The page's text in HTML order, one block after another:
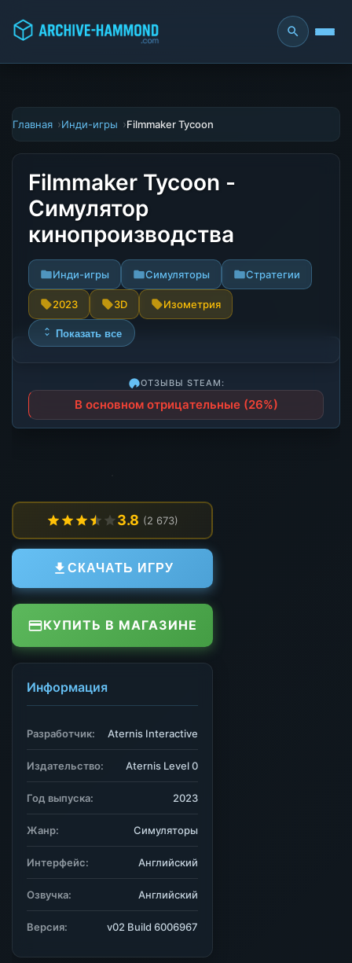
Главная Инди-игры Filmmaker Tycoon
Filmmaker Tycoon -
Симулятор
кинопроизводства
Инди-игры Симуляторы Стратегии
2023 3D Изометрия
Показать все
ОТЗЫВЫ STEAM:
В основном отрицательные (26%)
3.8 (2 673)
СКАЧАТЬ ИГРУ
КУПИТЬ В МАГАЗИНЕ
Информация
Разработчик: Aternis Interactive
Издательство: Aternis Level 0
Год выпуска: 2023
Жанр: Симуляторы
Интерфейс: Английский
Озвучка: Английский
Версия: v02 Build 6006967